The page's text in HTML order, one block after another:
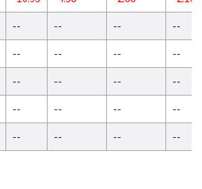
-- -- --
--
-- -- --
--
-- -- --
--
-- -- --
--
-- -- -- --